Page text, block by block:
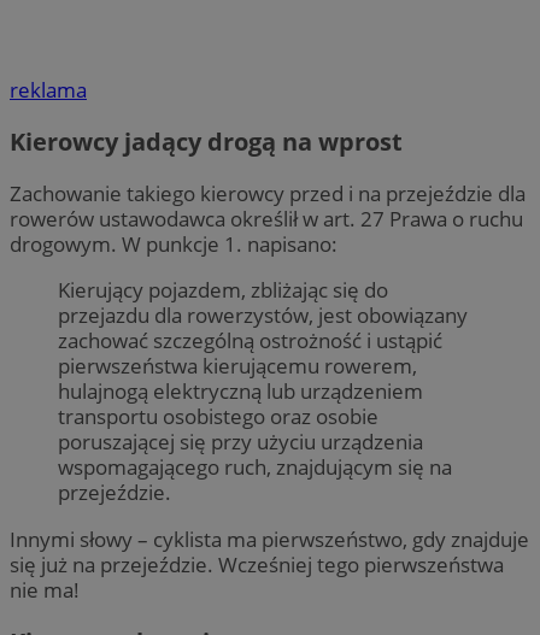
reklama
Kierowcy jadący drogą na wprost
Zachowanie takiego kierowcy przed i na przejeździe dla
rowerów ustawodawca określił w art. 27 Prawa o ruchu
drogowym. W punkcje 1. napisano:
Kierujący pojazdem, zbliżając się do
przejazdu dla rowerzystów, jest obowiązany
zachować szczególną ostrożność i ustąpić
pierwszeństwa kierującemu rowerem,
hulajnogą elektryczną lub urządzeniem
transportu osobistego oraz osobie
poruszającej się przy użyciu urządzenia
wspomagającego ruch, znajdującym się na
przejeździe.
Innymi słowy – cyklista ma pierwszeństwo, gdy znajduje
się już na przejeździe. Wcześniej tego pierwszeństwa
nie ma!